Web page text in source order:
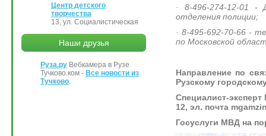
· 8-496-274-12-01 -
отделения полиции;
· 8-495-692-70-66 -
по Московской
Направление по
Рузскому
Специалист-
12, эл. почта
Госуслуги МВД на
Центр детского
творчества
13, ул. Социалистическая
Наши друзья
Руза.ру Вебкамера в Рузе
Тучково.ком - Все новости из
Тучково.